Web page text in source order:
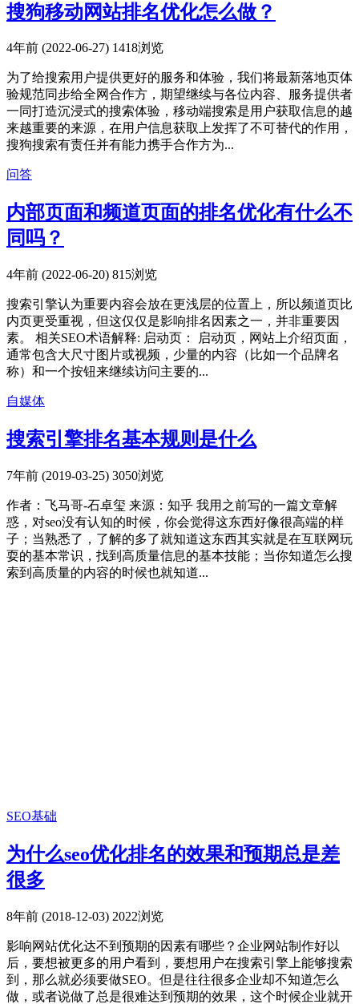
搜狗移动网站排名优化怎么做？
4年前 (2022-06-27) 1418浏览
为了给搜索用户提供更好的服务和体验，我们将最新落地页体
验规范同步给全网合作方，期望继续与各位内容、服务提供者
一同打造沉浸式的搜索体验，移动端搜索是用户获取信息的越
来越重要的来源，在用户信息获取上发挥了不可替代的作用，
搜狗搜索有责任并有能力携手合作方为...
问答
内部页面和频道页面的排名优化有什么不
同吗？
4年前 (2022-06-20) 815浏览
搜索引擎认为重要内容会放在更浅层的位置上，所以频道页比
内页更受重视，但这仅仅是影响排名因素之一，并非重要因
素。 相关SEO术语解释: 启动页： 启动页，网站上介绍页面，
通常包含大尺寸图片或视频，少量的内容（比如一个品牌名
称）和一个按钮来继续访问主要的...
自媒体
搜索引擎排名基本规则是什么
7年前 (2019-03-25) 3050浏览
作者：飞马哥-石卓玺 来源：知乎 我用之前写的一篇文章解
惑，对seo没有认知的时候，你会觉得这东西好像很高端的样
子；当熟悉了，了解的多了就知道这东西其实就是在互联网玩
耍的基本常识，找到高质量信息的基本技能；当你知道怎么搜
索到高质量的内容的时候也就知道...
SEO基础
为什么seo优化排名的效果和预期总是差
很多
8年前 (2018-12-03) 2022浏览
影响网站优化达不到预期的因素有哪些？企业网站制作好以
后，要想被更多的用户看到，要想用户在搜索引擎上能够搜索
到，那么就必须要做SEO。但是往往很多企业却不知道怎么
做，或者说做了总是很难达到预期的效果，这个时候企业就开